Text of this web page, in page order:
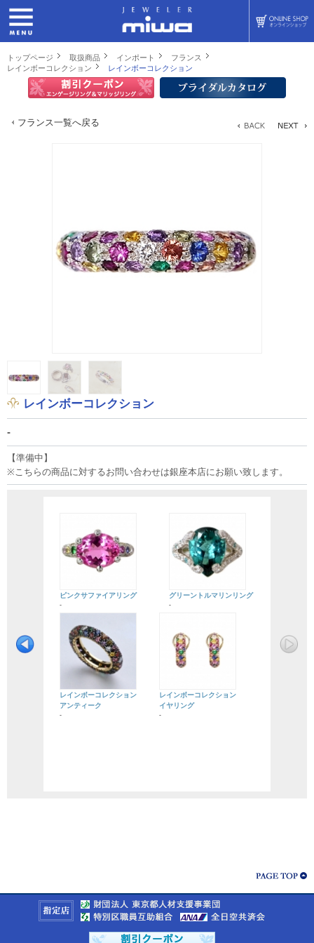
トップページ 取扱商品 インポート
フランス
レインボーコレクション
レインボーコレクション
フランス一覧へ戻る
レインボーコレクション
-
【準備中】
※こちらの商品に対するお問い合わせは銀座本店にお願い致します。
ピンクサファイアリング
-
グリーントルマリンリング
-
レインボーコレクション
アンティーク
-
レインボーコレクション
イヤリング
-